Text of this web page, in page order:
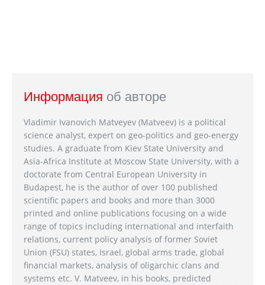
Информация об авторе
Vladimir Ivanovich Matveyev (Matveev) is a political
science analyst, expert on geo-politics and geo-energy
studies. A graduate from Kiev State University and
Asia-Africa Institute at Moscow State University, with a
doctorate from Central European University in
Budapest, he is the author of over 100 published
scientific papers and books and more than 3000
printed and online publications focusing on a wide
range of topics including international and interfaith
relations, current policy analysis of former Soviet
Union (FSU) states, Israel, global arms trade, global
financial markets, analysis of oligarchic clans and
systems etc. V. Matveev, in his books, predicted